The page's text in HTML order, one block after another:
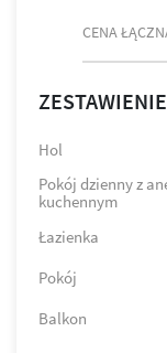
CENA
Hol
Pokój dzienny z
kuchennym
Łazienka
Pokój
Balkon